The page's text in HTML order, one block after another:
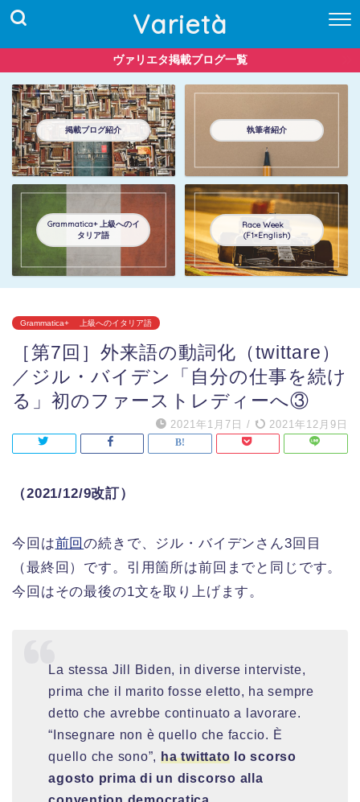
Varietà
ヴァリエタ掲載ブログ一覧
掲載ブログ紹介 執筆者紹介
Grammatica+ 上級へのイ
タリア語
Race Week
(F1×English)
Grammatica+ 上級へのイタリア語
［第7回］外来語の動詞化（twittare）
／ジル・バイデン「自分の仕事を続け
る」初のファーストレディーへ③
2021年1月7日 / 2021年12月9日
（2021/12/9改訂）
今回は前回の続きで、ジル・バイデンさん3回目
（最終回）です。引用箇所は前回までと同じです。
今回はその最後の1文を取り上げます。
La stessa Jill Biden, in diverse interviste,
prima che il marito fosse eletto, ha sempre
detto che avrebbe continuato a lavorare.
“Insegnare non è quello che faccio. È
quello che sono”, ha twittato lo scorso
agosto prima di un discorso alla